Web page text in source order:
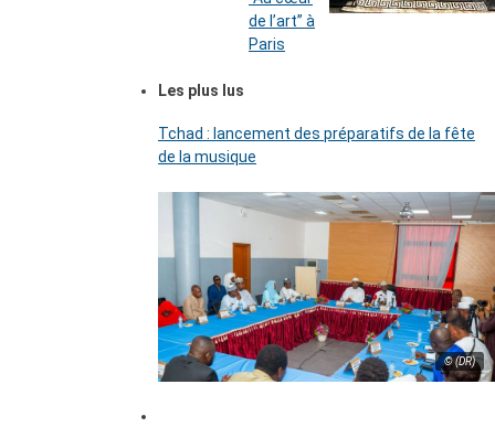
de l’art’’ à
Paris
Les plus lus
Tchad : lancement des préparatifs de la fête
de la musique
© (DR)